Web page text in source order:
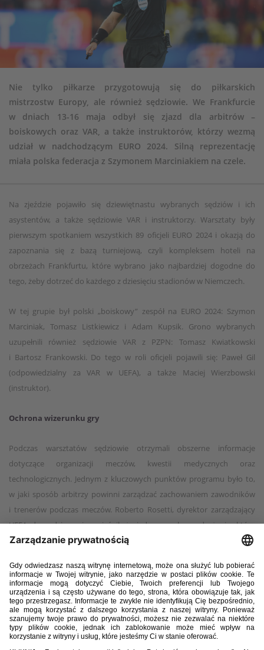
Nie tylko piłkarze przygotowują się do piłkarskich
mistrzostw Europy, ale również sędziowie. We Frankfurcie
w dniach 13-16 maja odbył się zjazd dla arbitrów –
boiskowych oraz VAR, a także instruktorów, którzy wezmą
udział w nadchodzącym EURO 2024. Silną reprezentację
miała polska federacja z Szymonem Marciniakiem na czele.
Na zjeździe pojawiło się dziewiętnastu wybranych sędziów i ich
asystentów, a także sędziowie VAR i instruktorzy. Warsztaty były
pierwszym spotkaniem wszystkich 89 oficjeli EURO 2024 i okazją do
zapoznania się z bazą turniejową, czyli kompleksem hoteli na
obrzeżach Frankfurtu, które wybrano jako najbardziej dogodne do
tego, żeby dotrzeć do każdego z dziesięciu stadionów w Niemczech.
W tej grupie był polski „boiskowy” zespół na EURO 2024: Szymon
Marciniak, Tomasz Listkiewicz i Adam Kupsik. Grono wybranych
uzupełnili również sędziowie VAR z PZPN: Tomasz Kwiatkowski
i Bartosz Frankowski. Do tego w roli oficjeli pojawili się: Paweł Gil
(odpowiedzialny za VAR w UEFA), a także Maciej Wierzbowski
(instruktor).
Ochrona wizerunku gry
Podczas warsztatów sędziowie otrzymali obszerne informacje
dotyczące organizacji meczów, kwestii medycznych oraz
technologicznych. Jednym z kluczowych punktów programu było to,
w jaki sposób arbitrzy powinni zarządzać zachowaniem zawodników
i trenerów podczas meczów. Roberto Rosetti, dyrektor zarządzający
UEFA ds. sędziowania wyjaśnił, że jedyną osobą w drużynie, która
będzie omawiać z sędzią na boisku, np. sporną decyzję, będzie kapitan
sposób na chronienie wizerunku gry w piłkę nożną.
Podczas zjazdu we Frankfurcie sędziów poddano testom fizycznym
(arbiter główny pokonuje nawet 13 km w meczu). Rosetti i zespół
sędziowski UEFA przedstawili uczestnikom różne sytuacje meczowe,
omawiając zdarzenia, w których powinni interweniować.